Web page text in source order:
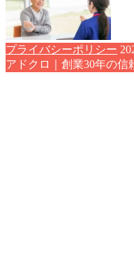
プライバシーポリシー
アドクロ｜創業30年の信